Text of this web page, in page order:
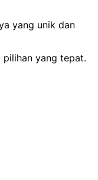
yang unik dan
pilihan yang tepat.